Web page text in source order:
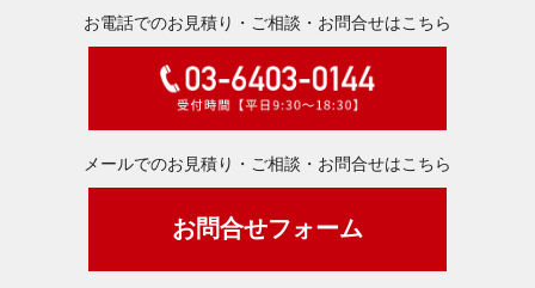
お電話でのお見積り・ご相談・お問合せはこちら
メールでのお見積り・ご相談・お問合せはこちら
お問合せフォーム